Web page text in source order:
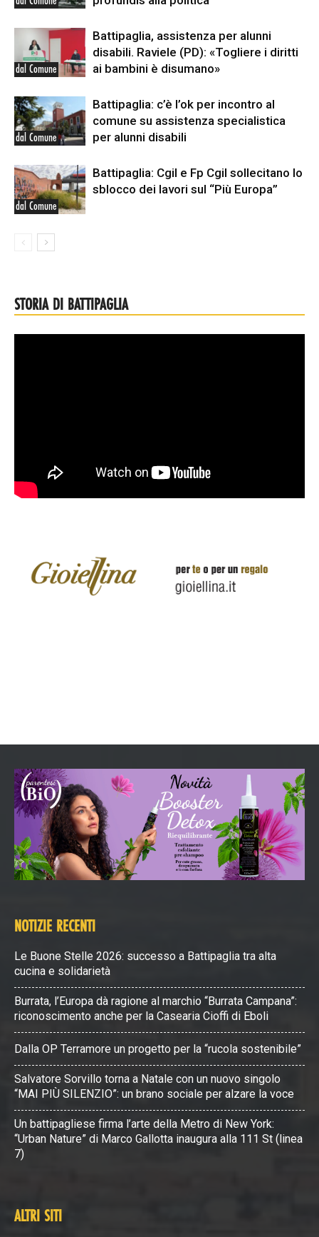
dal Comune
Battipaglia, assistenza per alunni
disabili. Raviele (PD): «Togliere i diritti
ai bambini è disumano»
dal Comune
Battipaglia: c’è l’ok per incontro al
comune su assistenza specialistica
per alunni disabili
dal Comune
Battipaglia: Cgil e Fp Cgil sollecitano lo
sblocco dei lavori sul “Più Europa”
STORIA DI BATTIPAGLIA
NOTIZIE RECENTI
Le Buone Stelle 2026: successo a Battipaglia tra alta
cucina e solidarietà
Burrata, l’Europa dà ragione al marchio “Burrata Campana”:
riconoscimento anche per la Casearia Cioffi di Eboli
Dalla OP Terramore un progetto per la “rucola sostenibile”
Salvatore Sorvillo torna a Natale con un nuovo singolo
“MAI PIÙ SILENZIO”: un brano sociale per alzare la voce
Un battipagliese firma l’arte della Metro di New York:
“Urban Nature” di Marco Gallotta inaugura alla 111 St (linea
7)
ALTRI SITI